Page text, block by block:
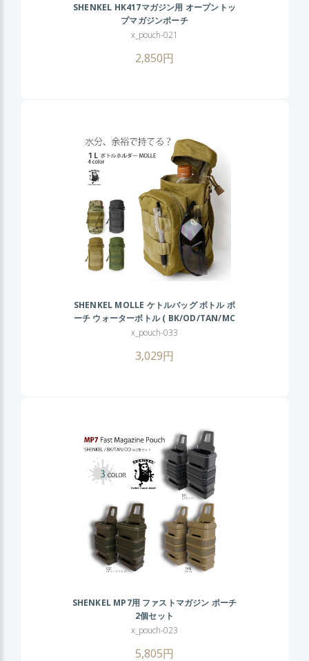
SHENKEL HK417マガジン用 オープントッ
プマガジンポーチ
x_pouch-021
2,850円
SHENKEL MOLLE ケトルバッグ ボトル ポ
ーチ ウォーターボトル ( BK/OD/TAN/MC
) 迷彩 アウトドア
x_pouch-033
3,029円
SHENKEL MP7用 ファストマガジン ポーチ
2個セット
x_pouch-023
5,805円